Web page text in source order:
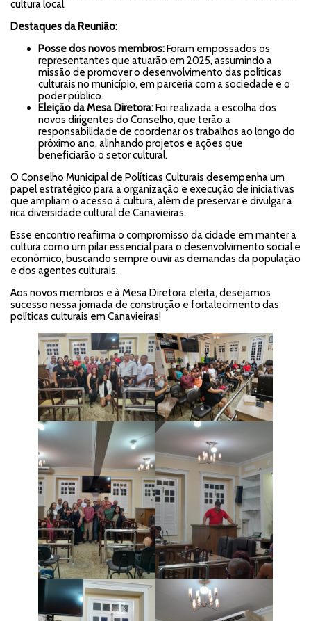
cultura local.
Destaques da Reunião:
Posse dos novos membros: Foram empossados os
representantes que atuarão em 2025, assumindo a
missão de promover o desenvolvimento das políticas
culturais no município, em parceria com a sociedade e o
poder público.
Eleição da Mesa Diretora: Foi realizada a escolha dos
novos dirigentes do Conselho, que terão a
responsabilidade de coordenar os trabalhos ao longo do
próximo ano, alinhando projetos e ações que
beneficiarão o setor cultural.
O Conselho Municipal de Políticas Culturais desempenha um
papel estratégico para a organização e execução de iniciativas
que ampliam o acesso à cultura, além de preservar e divulgar a
rica diversidade cultural de Canavieiras.
Esse encontro reafirma o compromisso da cidade em manter a
cultura como um pilar essencial para o desenvolvimento social e
econômico, buscando sempre ouvir as demandas da população
e dos agentes culturais.
Aos novos membros e à Mesa Diretora eleita, desejamos
sucesso nessa jornada de construção e fortalecimento das
políticas culturais em Canavieiras!